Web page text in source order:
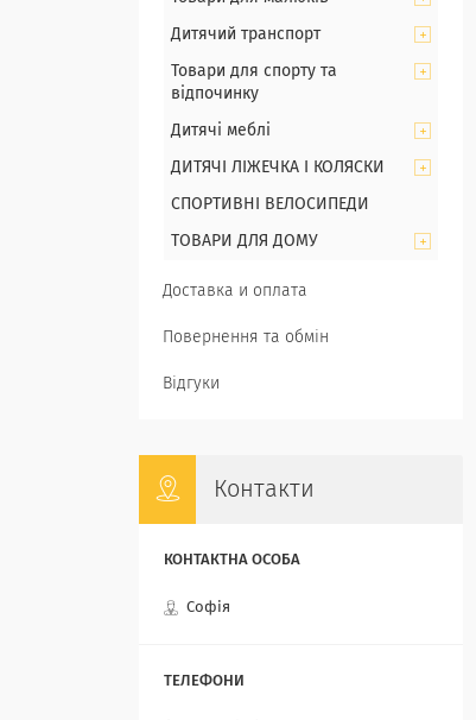
Дитячий транспорт
Товари для спорту та
відпочинку
Дитячі меблі
ДИТЯЧІ ЛІЖЕЧКА І КОЛЯСКИ
СПОРТИВНІ ВЕЛОСИПЕДИ
ТОВАРИ ДЛЯ ДОМУ
Доставка и оплата
Повернення та обмін
Відгуки
Контакти
Софія